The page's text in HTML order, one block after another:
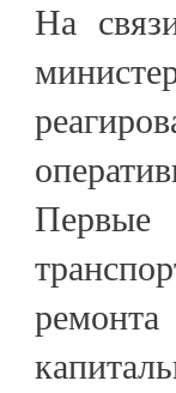
На
Первые